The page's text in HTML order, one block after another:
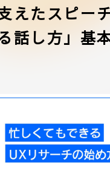
えたスピー
話し方」基